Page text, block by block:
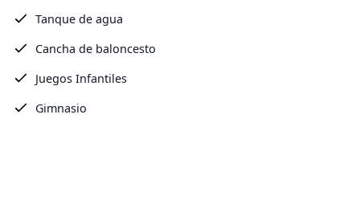
Tanque de agua
Cancha de baloncesto
Juegos Infantiles
Gimnasio